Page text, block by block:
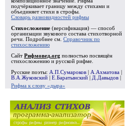
подчёркивает границу между стихами и
объединяет стихи в строфы
Словарь разновидностей рифмы
Стихосложение (версификация) — способ
организации звукового состава стихотворной
речи. Подробнее см. Справочник по
стихосложению
Сайт Рифмовед.org полностью посвящён
стихосложению и русской рифме.
Русские поэты: А.П.Сумароков А.Ахматова
В.А.Жуковский
Е.Баратынский Д.Давыдов
Рифма к слову «дыра»